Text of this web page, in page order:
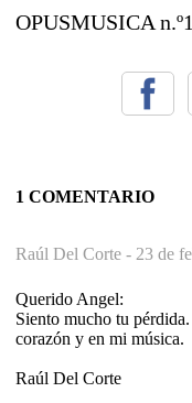
OPUSMUSICA
1 COMENTARIO
Raúl Del Corte - 23 de
Querido Angel:
Siento mucho tu pérdida.
corazón y en mi música.
Raúl Del Corte